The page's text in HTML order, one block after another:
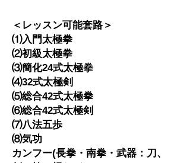
＜レッスン可能套路＞
⑴入門太極拳
⑵初級太極拳
⑶簡化24式太極拳
⑷32式太極剣
⑸総合42式太極拳
⑹総合42式太極剣
⑺八法五歩
⑻気功
カンフー(長拳・南拳・武器：刀、